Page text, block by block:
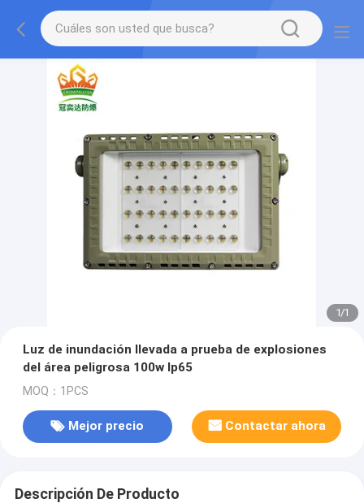
1/1
Luz de inundación llevada a prueba de explosiones
del área peligrosa 100w Ip65
MOQ：1PCS
Mejor precio Contactar ahora
Descripción De Producto